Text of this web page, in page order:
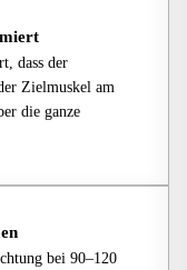
dass der
Zielmuskel am
die ganze
bei 90–120